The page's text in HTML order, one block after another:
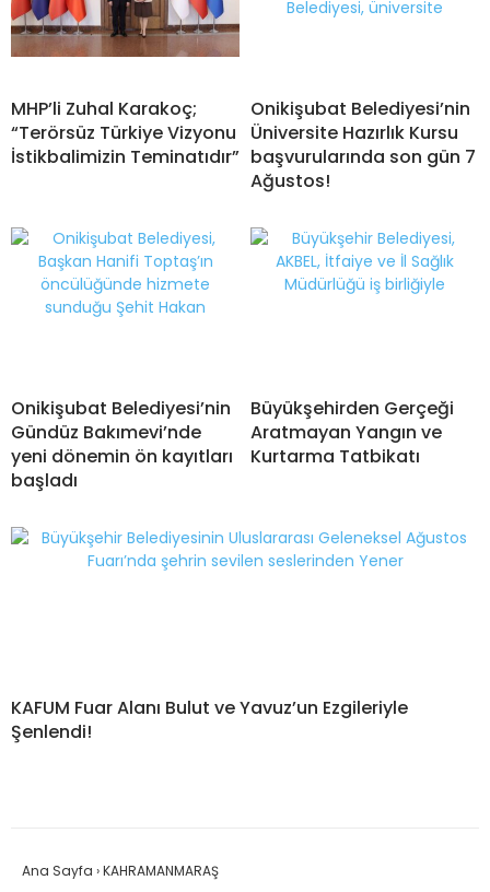
MHP’li Zuhal Karakoç;
“Terörsüz Türkiye Vizyonu
İstikbalimizin Teminatıdır”
Onikişubat Belediyesi’nin
Üniversite Hazırlık Kursu
başvurularında son gün 7
Ağustos!
Onikişubat Belediyesi’nin
Gündüz Bakımevi’nde
yeni dönemin ön kayıtları
başladı
Büyükşehirden Gerçeği
Aratmayan Yangın ve
Kurtarma Tatbikatı
KAFUM Fuar Alanı Bulut ve Yavuz’un Ezgileriyle
Şenlendi!
Ana Sayfa ›KAHRAMANMARAŞ